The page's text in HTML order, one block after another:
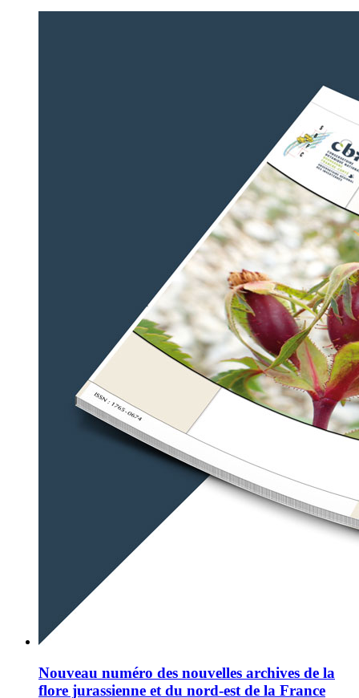
Nouveau numéro des nouvelles archives de la
flore jurassienne et du nord-est de la France